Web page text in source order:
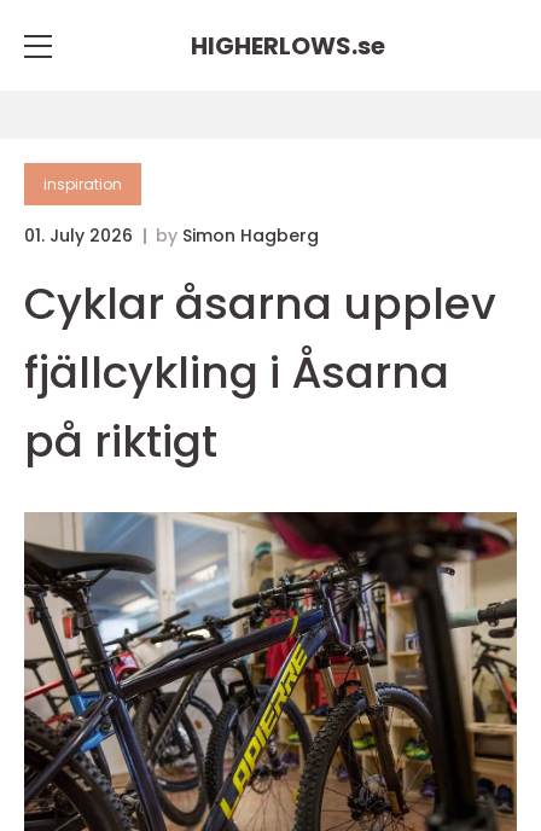
HIGHERLOWS.se
inspiration
01. July 2026 by Simon Hagberg
Cyklar åsarna upplev
fjällcykling i Åsarna
på riktigt